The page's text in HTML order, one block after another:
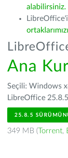
alabilirsiniz.
Ana
Seçili: Windows
LibreOffice
25.8.5
349 MB (Torrent,